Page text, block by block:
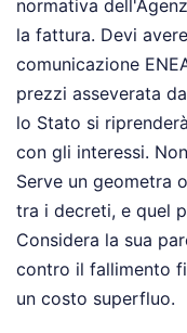
normativa
la fattura. Devi
comunicazione
prezzi asseverata
lo Stato si
con gli interessi.
Serve un geometra
tra i decreti, e quel
Considera la sua
contro il fallimento
un costo superfluo.